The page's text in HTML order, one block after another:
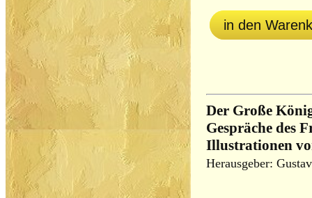
in den
Der Große
Gespräche des
Illustrationen
Herausgeber: